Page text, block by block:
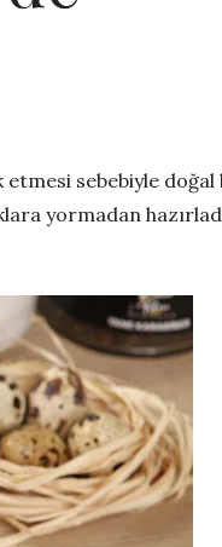
etmesi sebebiyle doğal
yormadan